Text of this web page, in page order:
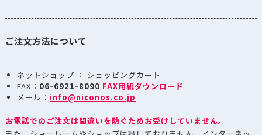
ご注文方法について
ネットショップ ： ショッピングカート
FAX： 06-6921-8090 FAX用紙ダウンロード
メール： info@niconos.co.jp
お電話でのご注文は間違いを防ぐためお受けしていません。